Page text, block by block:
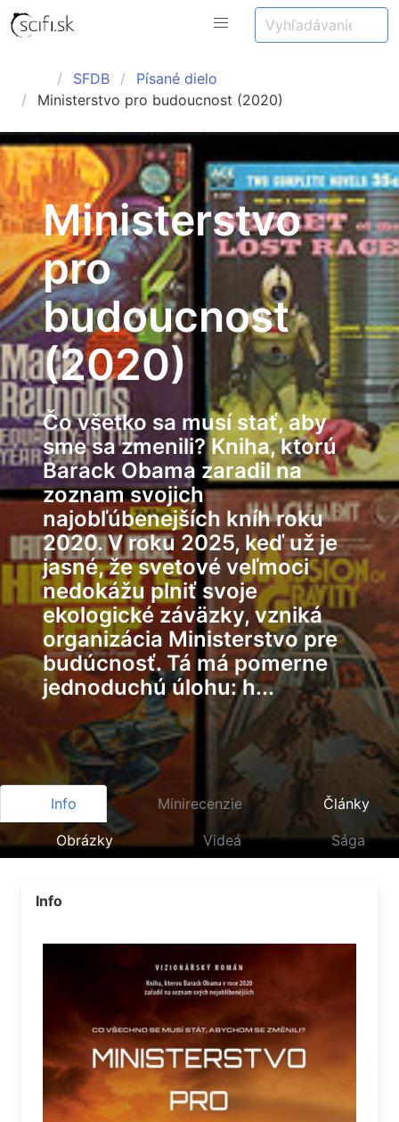
SFDB
Písané dielo
Ministerstvo pro budoucnost (2020)
Ministerstvo
pro
budoucnost
(2020)
Čo všetko sa musí stať, aby
sme sa zmenili? Kniha, ktorú
Barack Obama zaradil na
zoznam svojich
najobľúbenejších kníh roku
2020. V roku 2025, keď už je
jasné, že svetové veľmoci
nedokážu plniť svoje
ekologické záväzky, vzniká
organizácia Ministerstvo pre
budúcnosť. Tá má pomerne
jednoduchú úlohu: h...
Info Minirecenzie Články
Obrázky Videá Sága
Info